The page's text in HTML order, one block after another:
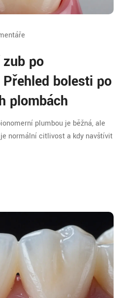
po
bolesti po
plombách
plumbou je běžná, ale
normální citlivost a kdy navštívit